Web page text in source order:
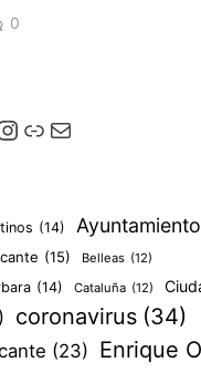
0
Youtube de Viscalacant
de Viscalacant
Viscalacant en Polkaverse
Correo electrónico
(14) Ayuntamiento
(15) Belleas (12)
(14) Cataluña (12)
coronavirus (34)
(23) Enrique